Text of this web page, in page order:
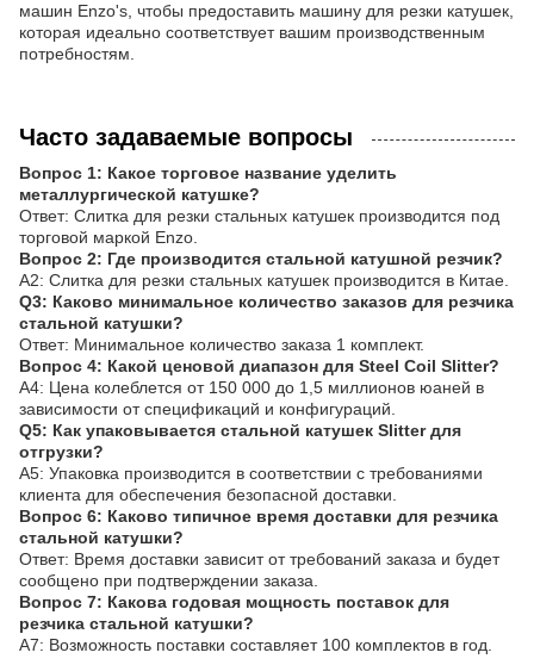
машин Enzo's, чтобы предоставить машину для резки катушек,
которая идеально соответствует вашим производственным
потребностям.
Часто задаваемые вопросы
Вопрос 1: Какое торговое название уделить
металлургической катушке?
Ответ: Слитка для резки стальных катушек производится под
торговой маркой Enzo.
Вопрос 2: Где производится стальной катушной резчик?
A2: Слитка для резки стальных катушек производится в Китае.
Q3: Каково минимальное количество заказов для резчика
стальной катушки?
Ответ: Минимальное количество заказа 1 комплект.
Вопрос 4: Какой ценовой диапазон для Steel Coil Slitter?
A4: Цена колеблется от 150 000 до 1,5 миллионов юаней в
зависимости от спецификаций и конфигураций.
Q5: Как упаковывается стальной катушек Slitter для
отгрузки?
A5: Упаковка производится в соответствии с требованиями
клиента для обеспечения безопасной доставки.
Вопрос 6: Каково типичное время доставки для резчика
стальной катушки?
Ответ: Время доставки зависит от требований заказа и будет
сообщено при подтверждении заказа.
Вопрос 7: Какова годовая мощность поставок для
резчика стальной катушки?
A7: Возможность поставки составляет 100 комплектов в год.